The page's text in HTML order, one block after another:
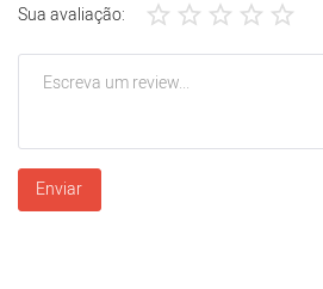
Sua avaliação:
Enviar